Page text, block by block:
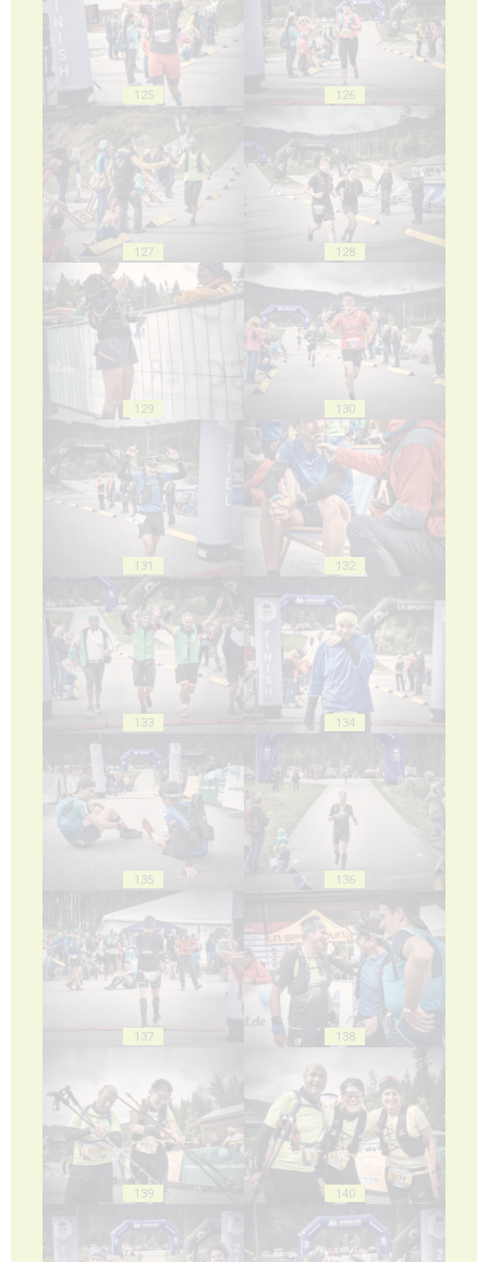
125 126
127 128
129 130
131 132
133 134
135 136
137 138
139 140